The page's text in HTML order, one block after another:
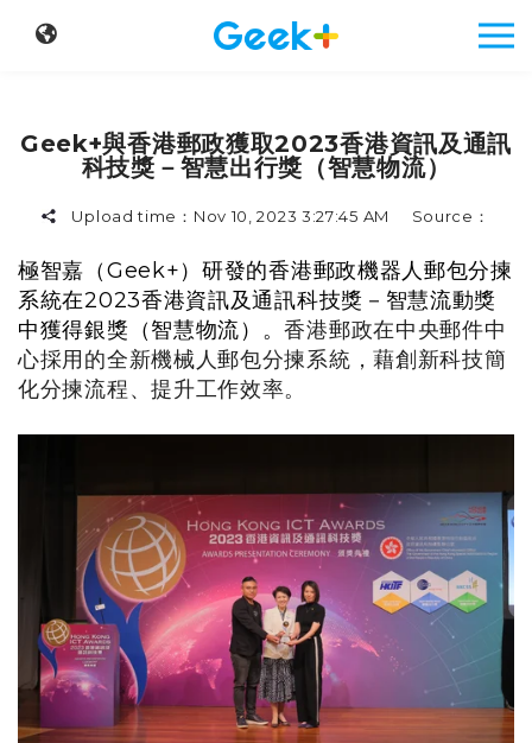
Geek+與香港郵政獲取2023香港資訊及通訊
科技獎－智慧出行獎（智慧物流）
Upload time： Nov 10, 2023 3:27:45 AM Source：
極智嘉（Geek+）研發的香港郵政機器人郵包分揀
系統在2023香港資訊及通訊科技獎 －智慧流動獎
中獲得銀獎 （智慧物流）。香港郵政在中央郵件中
心採用的全新機械人郵包分揀系統，藉創新科技簡
化分揀流程、提升工作效率。